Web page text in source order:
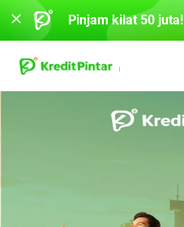
Pinjam kilat 50 juta!